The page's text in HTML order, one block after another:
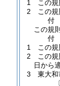
1
この
2
この
付
この規
付
1
この
2
この
日から
3
東大和